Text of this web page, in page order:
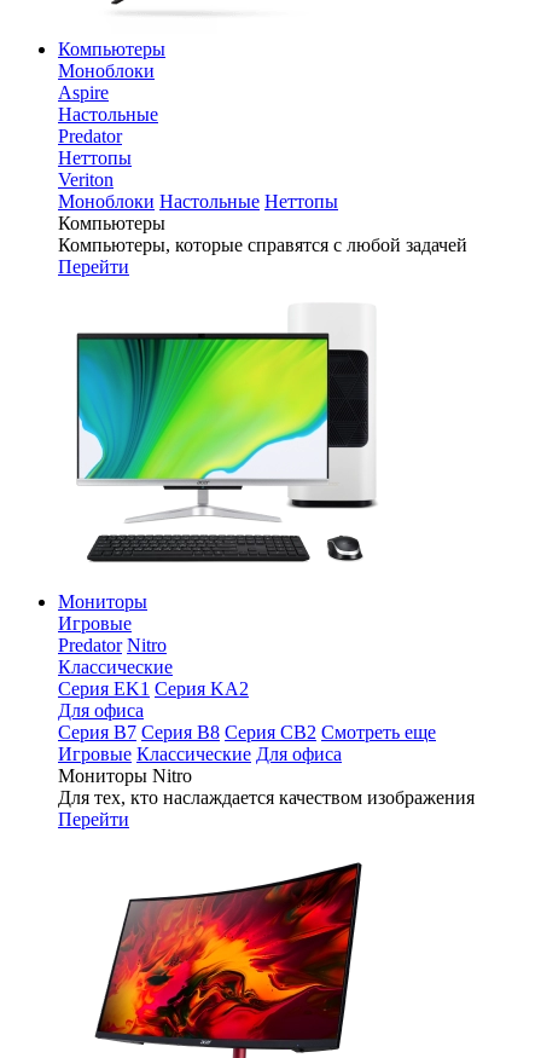
Компьютеры
Моноблоки
Aspire
Настольные
Predator
Неттопы
Veriton
Моноблоки Настольные Неттопы
Компьютеры
Компьютеры, которые справятся с любой задачей
Перейти
Мониторы
Игровые
Predator Nitro
Классические
Серия EK1 Серия KA2
Для офиса
Серия B7 Серия B8 Серия CB2 Смотреть еще
Игровые Классические Для офиса
Мониторы Nitro
Для тех, кто наслаждается качеством изображения
Перейти